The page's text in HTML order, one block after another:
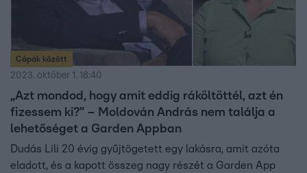
Cápák között
2023. október 1. 18:40
„Azt mondod, hogy amit eddig ráköltöttél, azt én
fizessem ki?” – Moldován András nem találja a
lehetőséget a Garden Appban
Dudás Lili 20 évig gyűjtögetett egy lakásra, amit azóta
eladott, és a kapott összeg nagy részét a Garden App